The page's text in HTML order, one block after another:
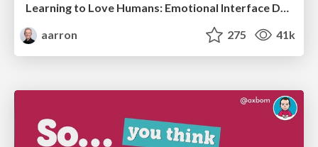
Learning to Love Humans: Emotional Interface Design
aarron
275 41k